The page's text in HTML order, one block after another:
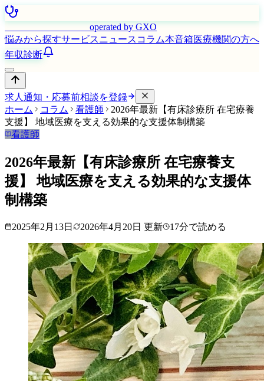
operated by GXO
悩みから探すサービスニュース コラム本音箱医療機関の方へ
年収診断
求人通知・応募前相談を登録
ホーム
コラム 看護師
2026年最新【有床診療所 在宅療養
支援】 地域医療を支える効果的な支援体制構築
看護師
2026年最新【有床診療所 在宅療養支
援】 地域医療を支える効果的な支援体
制構築
2025年2月13日 2026年4月20日 更新 17分で読める